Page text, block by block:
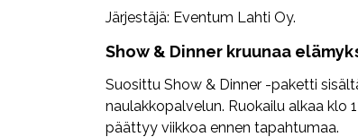
Järjestäjä: Eventum Lahti Oy.
Show & Dinner kruunaa
Suosittu Show & Dinner -paketti
naulakkopalvelun. Ruokailu alkaa klo
päättyy viikkoa ennen tapahtumaa.